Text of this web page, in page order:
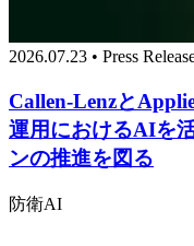
2026.07.23 • Press
Callen-Lenzと
運用におけるAIを
ンの推進を図る
防衛AI